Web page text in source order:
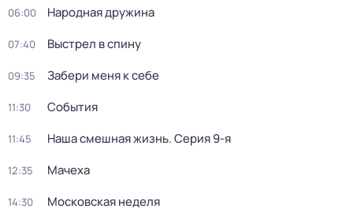
06:00 Народная дружина
07:40 Выстрел в спину
09:35 Забери меня к себе
11:30 События
11:45 Наша смешная жизнь. Серия 9-я
12:35 Мачеха
14:30 Московская неделя